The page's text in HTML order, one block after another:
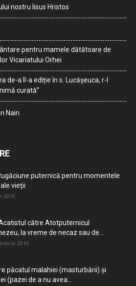
nostru Iisus Hristos
pentru mamele dătătoare de
Vicariatului Orhei
de-a II-a ediție în s. Lucășeuca, r-l
curată”
Nain
puternică pentru momentele
vieţii
2010
către Atotputernicul
la vreme de necaz sau de...
2010
păcatul malahiei (masturbării) şi
(pazei de a nu avea...